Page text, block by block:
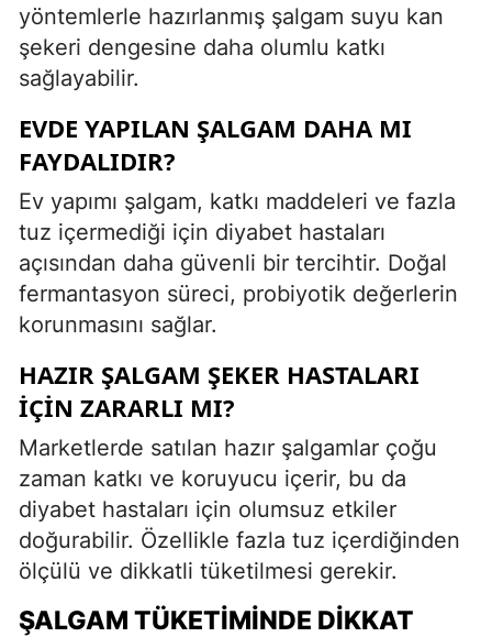
yöntemlerle hazırlanmış şalgam suyu kan
şekeri dengesine daha olumlu katkı
sağlayabilir.
EVDE YAPILAN ŞALGAM DAHA MI
FAYDALIDIR?
Ev yapımı şalgam, katkı maddeleri ve fazla
tuz içermediği için diyabet hastaları
açısından daha güvenli bir tercihtir. Doğal
fermantasyon süreci, probiyotik değerlerin
korunmasını sağlar.
HAZIR ŞALGAM ŞEKER HASTALARI
İÇIN ZARARLI MI?
Marketlerde satılan hazır şalgamlar çoğu
zaman katkı ve koruyucu içerir, bu da
diyabet hastaları için olumsuz etkiler
doğurabilir. Özellikle fazla tuz içerdiğinden
ölçülü ve dikkatli tüketilmesi gerekir.
ŞALGAM TÜKETIMINDE DIKKAT